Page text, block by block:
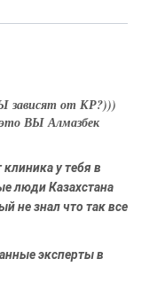
от КР?)))
ВЫ Алмазбек
у тебя в
люди Казахстана
не знал что так все
эксперты в